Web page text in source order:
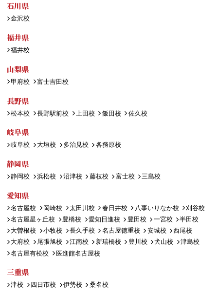
石川県
金沢校
福井県
福井校
山梨県
甲府校 富士吉田校
長野県
松本校 長野駅前校 上田校 飯田校 佐久校
岐阜県
岐阜校 大垣校 多治見校 各務原校
静岡県
静岡校 浜松校 沼津校 藤枝校 富士校 三島校
愛知県
名古屋校 岡崎校 太田川校 春日井校 八事いりなか校
刈谷校
名古屋星ヶ丘校
豊橋校 愛知日進校 豊田校 一宮校
半田校
大曽根校
小牧校 長久手校 名古屋徳重校 安城校
西尾校
大府校
尾張旭校 江南校 新瑞橋校 豊川校 犬山校
津島校
名古屋有松校
医進館名古屋校
三重県
津校 四日市校 伊勢校 桑名校